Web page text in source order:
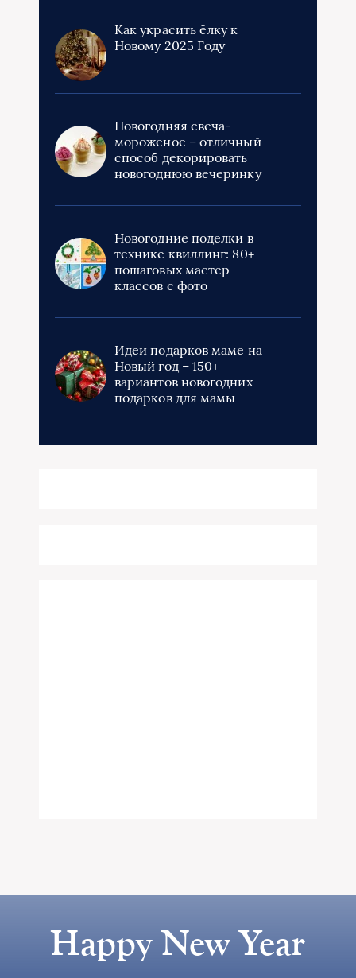
Как украсить ёлку к
Новому 2025 Году
Новогодняя свеча-
мороженое – отличный
способ декорировать
новогоднюю вечеринку
Новогодние поделки в
технике квиллинг: 80+
пошаговых мастер
классов с фото
Идеи подарков маме на
Новый год – 150+
вариантов новогодних
подарков для мамы
Happy New Year